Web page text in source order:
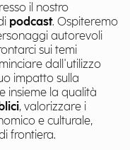
il nostro
podcast. Ospiteremo
autorevoli
sui temi
dall'utilizzo
impatto sulla
insieme la qualità
, valorizzare i
e culturale,
frontiera.